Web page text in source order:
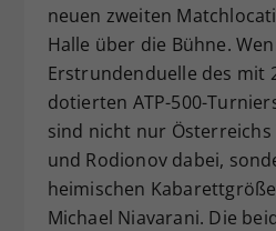
neuen zweiten
Halle über die Bühne.
Erstrundenduelle des mit
dotierten ATP-500-
sind nicht nur Österreichs
und Rodionov dabei,
heimischen
Michael Niavarani. Die